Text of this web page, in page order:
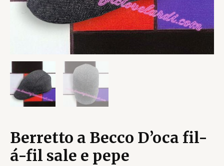
Berretto a Becco D’oca fil-
á-fil sale e pepe